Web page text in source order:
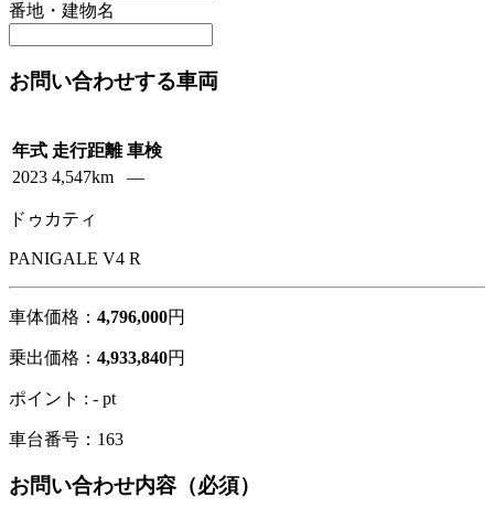
番地・建物名
お問い合わせする車両
年式 走行距離 車検
2023 4,547km ―
ドゥカティ
PANIGALE V4 R
車体価格： 4,796,000円
乗出価格： 4,933,840円
ポイント : - pt
車台番号：163
お問い合わせ内容 （必須）